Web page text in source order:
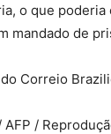
o que
mandado de
Correio
AFP /